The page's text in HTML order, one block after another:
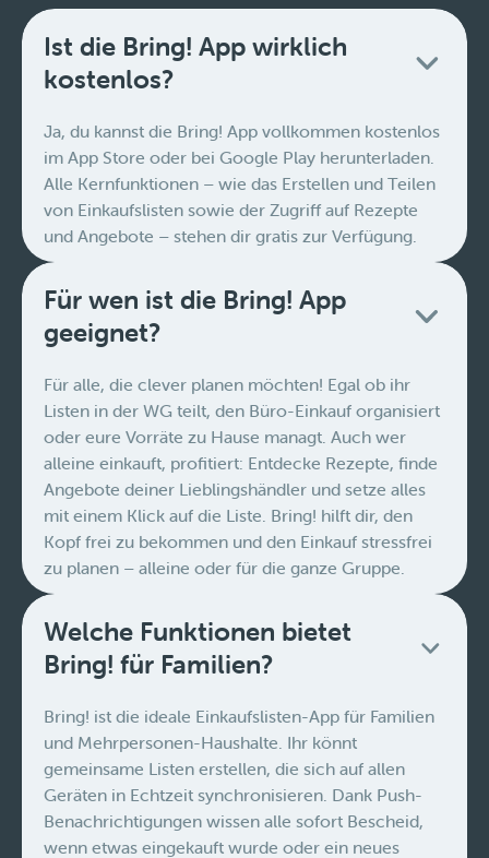
Ist die Bring! App wirklich
kostenlos?
Ja, du kannst die Bring! App vollkommen kostenlos
im App Store oder bei Google Play herunterladen.
Alle Kernfunktionen – wie das Erstellen und Teilen
von Einkaufslisten sowie der Zugriff auf Rezepte
und Angebote – stehen dir gratis zur Verfügung.
Für wen ist die Bring! App
geeignet?
Für alle, die clever planen möchten! Egal ob ihr
Listen in der WG teilt, den Büro-Einkauf organisiert
oder eure Vorräte zu Hause managt. Auch wer
alleine einkauft, profitiert: Entdecke Rezepte, finde
Angebote deiner Lieblingshändler und setze alles
mit einem Klick auf die Liste. Bring! hilft dir, den
Kopf frei zu bekommen und den Einkauf stressfrei
zu planen – alleine oder für die ganze Gruppe.
Welche Funktionen bietet
Bring! für Familien?
Bring! ist die ideale Einkaufslisten-App für Familien
und Mehrpersonen-Haushalte. Ihr könnt
gemeinsame Listen erstellen, die sich auf allen
Geräten in Echtzeit synchronisieren. Dank Push-
Benachrichtigungen wissen alle sofort Bescheid,
wenn etwas eingekauft wurde oder ein neues